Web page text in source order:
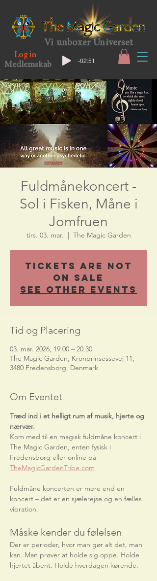
Vi unboxer Universet
Log in
Medlemskab
-02:51
Fuldmånekoncert -
Sol i Fisken, Måne i
Jomfruen
tirs. 03. mar.
  |
The Magic Garden
Tickets Are Not
on Sale
See other events
Tid og Placering
03. mar. 2026, 19.00 – 20.30
The Magic Garden, Kronprinsessevej 11,
3480 Fredensborg, Denmark
Om Eventet
Træd ind i et helligt rum af musik, hjerte og
nærvær.
Kom med til en magisk fuldmåne koncert i
The Magic Garden, enten fysisk i
Fredensborg eller online på
TheMagicGardenTribe.com
Fuldmåne koncerten er mere end en
koncert – det er en sjælerejse og en fælles
vibration.
Måske kender du følelsen
Der er perioder, hvor man gør alt det, man
kan. Man prøver at holde sig oppe. Holde
hjertet åbent. Holde hverdagen kørende.